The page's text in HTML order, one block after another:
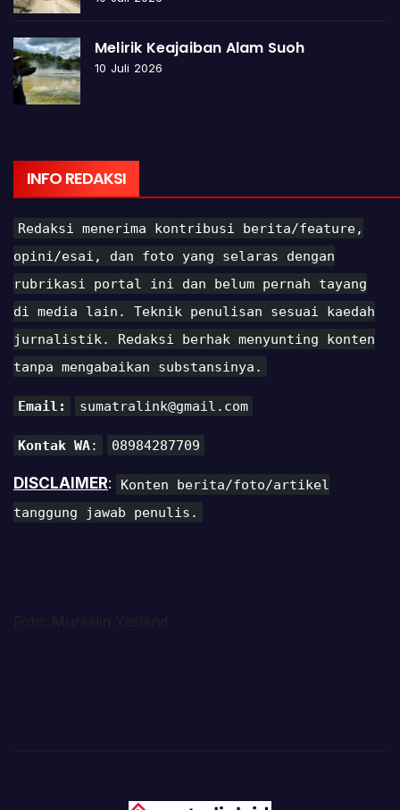
Melirik Keajaiban Alam Suoh
10 Juli 2026
INFO REDAKSI
Redaksi menerima kontribusi berita/feature,
opini/esai, dan foto yang selaras dengan
rubrikasi portal ini dan belum pernah tayang
di media lain. Teknik penulisan sesuai kaedah
jurnalistik. Redaksi berhak menyunting konten
tanpa mengabaikan substansinya.
Email: sumatralink@gmail.com
Kontak WA: 08984287709
DISCLAIMER:
Konten berita/foto/artikel
tanggung jawab penulis.